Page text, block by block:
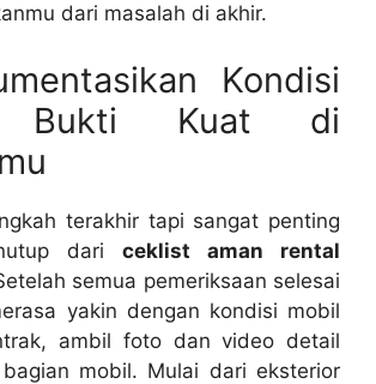
dari masalah di akhir.
Kondisi
Bukti Kuat di
terakhir tapi sangat penting
dari ceklist aman rental
semua pemeriksaan selesai
yakin dengan kondisi mobil
ambil foto dan video detail
mobil. Mulai dari eksterior